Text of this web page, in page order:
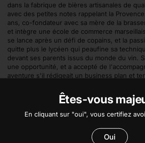
dans la fabrique de bières artisanales de
avec des petites notes rappelant la
ans, co-fondateur avec sa mère de la
et intègre une école de commerce
se lance après un défi de copains, et la
quitte plus le lycéen qui peaufine sa
devant ses parents issus du monde du vin.
une opportunité, et a accepté de
aventure s'il rédigeait un business plan et
les bières à forte charpente et grosse
d’œil au monde du vin, au moment de la
bières sont réensemencées avec des
obtenir une bulle plus fine et élégante."
Êtes-vous
En cliquant sur "oui", vous certifiez
Oui